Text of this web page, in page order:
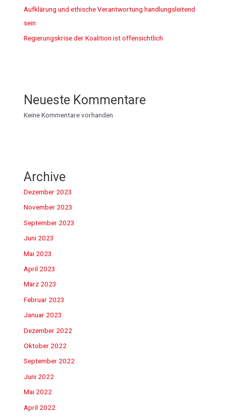
Aufklärung und ethische Verantwortung handlungsleitend
sein
Regierungskrise der Koalition ist offensichtlich
Neueste Kommentare
Keine Kommentare vorhanden.
Archive
Dezember 2023
November 2023
September 2023
Juni 2023
Mai 2023
April 2023
März 2023
Februar 2023
Januar 2023
Dezember 2022
Oktober 2022
September 2022
Juni 2022
Mai 2022
April 2022